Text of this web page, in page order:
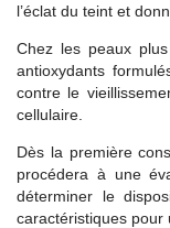
l’éclat du teint et
Chez les peaux
antioxydants
contre le
cellulaire.
Dès la première
procédera à une
déterminer le
caractéristiques pour